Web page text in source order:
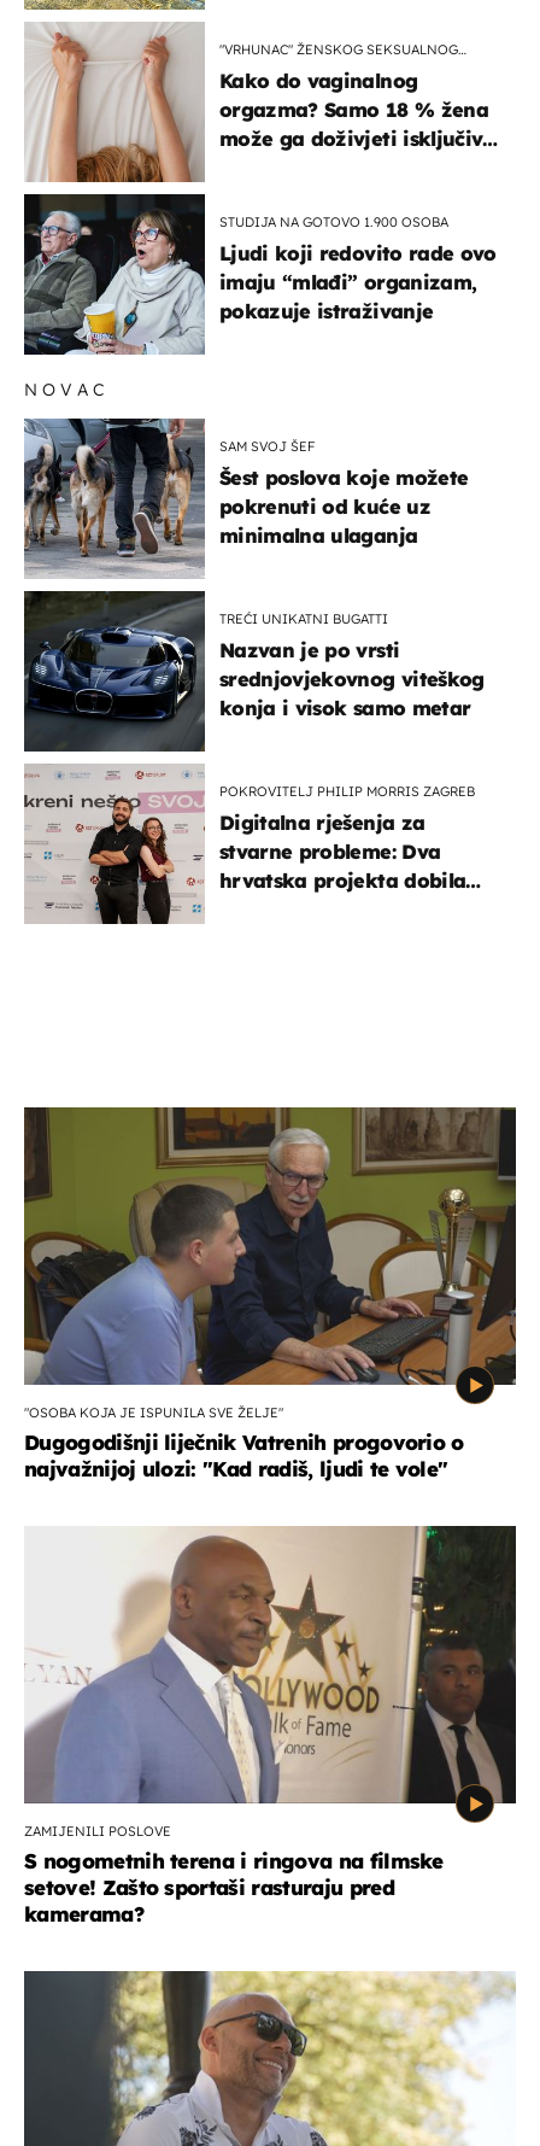
"VRHUNAC" ŽENSKOG SEKSUALNOG
Kako do vaginalnog
orgazma? Samo 18 % žena
može ga doživjeti isključivo
STUDIJA NA GOTOVO 1.900 OSOBA
Ljudi koji redovito rade ovo
imaju “mlađi” organizam,
pokazuje istraživanje
NOVAC
SAM SVOJ ŠEF
Šest poslova koje možete
pokrenuti od kuće uz
minimalna ulaganja
TREĆI UNIKATNI BUGATTI
Nazvan je po vrsti
srednjovjekovnog viteškog
konja i visok samo metar
POKROVITELJ PHILIP MORRIS ZAGREB
Digitalna rješenja za
stvarne probleme: Dva
hrvatska projekta dobila
"OSOBA KOJA JE ISPUNILA SVE ŽELJE"
Dugogodišnji liječnik Vatrenih progovorio o
najvažnijoj ulozi: "Kad radiš, ljudi te vole"
ZAMIJENILI POSLOVE
S nogometnih terena i ringova na filmske
setove! Zašto sportaši rasturaju pred
kamerama?